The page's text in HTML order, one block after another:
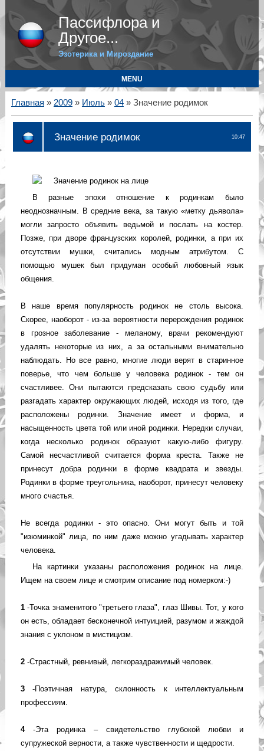
Пассифлора и
Другое...
Эзотерика и Мироздание
MENU
Главная » 2009 » Июль » 04» Значение родимок
10:47
Значение родимок
В разные эпохи отношение к родинкам было
неоднозначным. В средние века, за такую «метку дьявола»
могли запросто объявить ведьмой и послать на костер.
Позже, при дворе французских королей, родинки, а при их
отсутствии мушки, считались модным атрибутом. С
помощью мушек был придуман особый любовный язык
общения.
В наше время популярность родинок не столь высока.
Скорее, наоборот - из-за вероятности перерождения родинок
в грозное заболевание - меланому, врачи рекомендуют
удалять некоторые из них, а за остальными внимательно
наблюдать. Но все равно, многие люди верят в старинное
поверье, что чем больше у человека родинок - тем он
счастливее. Они пытаются предсказать свою судьбу или
разгадать характер окружающих людей, исходя из того, где
расположены родинки. Значение имеет и форма, и
насыщенность цвета той или иной родинки. Нередки случаи,
когда несколько родинок образуют какую-либо фигуру.
Самой несчастливой считается форма креста. Также не
принесут добра родинки в форме квадрата и звезды.
Родинки в форме треугольника, наоборот, принесут человеку
много счастья.
Не всегда родинки - это опасно. Они могут быть и той
"изюминкой" лица, по ним даже можно угадывать характер
человека.
На картинки указаны расположения родинок на лице.
Ищем на своем лице и смотрим описание под номерком:-)
1-Точка знаменитого "третьего глаза", глаз Шивы. Тот, у кого
он есть, обладает бесконечной интуицией, разумом и жаждой
знания с уклоном в мистицизм.
2-Страстный, ревнивый, легкораздражимый человек.
3-Поэтичная натура, склонность к интеллектуальным
профессиям.
4-Эта родинка – свидетельство глубокой любви и
супружеской верности, а также чувственности и щедрости.